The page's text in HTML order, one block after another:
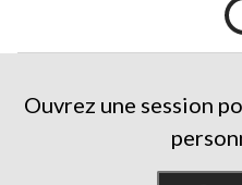
Ouvrez une session